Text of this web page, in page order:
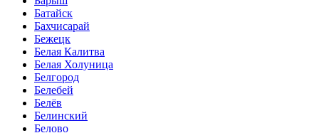
Батайск
Бахчисарай
Бежецк
Белая Калитва
Белая Холуница
Белгород
Белебей
Белёв
Белинский
Белово